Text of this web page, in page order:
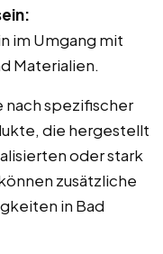
im Umgang mit
Materialien.
nach spezifischer
die hergestellt
oder stark
zusätzliche
in Bad